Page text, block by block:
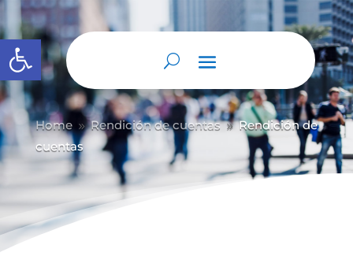
Abrir barra de herramientas
Home 9 Rendición de cuentas 9 Rendición de
cuentas